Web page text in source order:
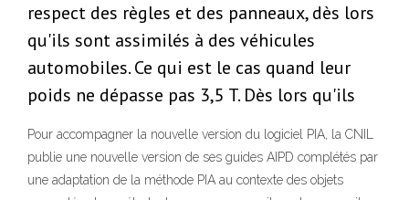
respect des règles et des panneaux, dès lors
qu'ils sont assimilés à des véhicules
automobiles. Ce qui est le cas quand leur
poids ne dépasse pas 3,5 T. Dès lors qu'ils
Pour accompagner la nouvelle version du logiciel PIA, la CNIL
publie une nouvelle version de ses guides AIPD complétés par
une adaptation de la méthode PIA au contexte des objets